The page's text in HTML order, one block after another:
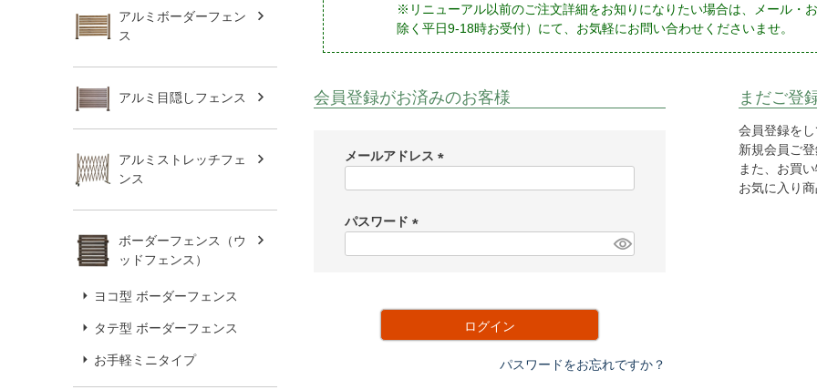
アルミボーダーフェン
ス
アルミ目隠しフェンス
アルミストレッチフェ
ンス
ボーダーフェンス（ウ
ッドフェンス）
ヨコ型 ボーダーフェンス
タテ型 ボーダーフェンス
お手軽ミニタイプ
※リニューアル以前のご注文詳細をお知りになりたい場合は、メール
除く平日9-18時お受付）にて、お気軽にお問い合わせくださいませ。
会員登録がお済みのお客様
メールアドレス
)
パスワード
ログイン
パスワードをお忘れですか？
まだご登
会員登録を
新規会員ご
また、お買
お気に入り